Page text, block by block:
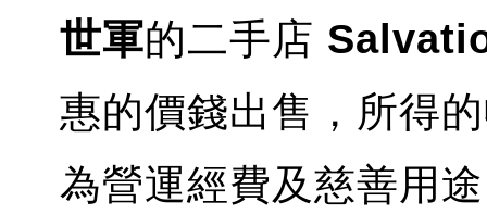
世軍的二手店
惠的價錢出售，所得
為營運經費及慈善用